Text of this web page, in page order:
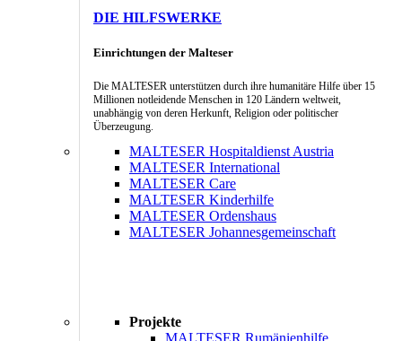
DIE HILFSWERKE
Einrichtungen der Malteser
Die MALTESER unterstützen durch ihre humanitäre Hilfe über 15
Millionen notleidende Menschen in 120 Ländern weltweit,
unabhängig von deren Herkunft, Religion oder politischer
Überzeugung.
MALTESER Hospitaldienst Austria
MALTESER International
MALTESER Care
MALTESER Kinderhilfe
MALTESER Ordenshaus
MALTESER Johannesgemeinschaft
Projekte
MALTESER Rumänienhilfe